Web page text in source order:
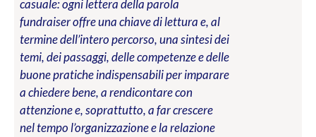
casuale: ogni lettera della parola
fundraiser offre una chiave di lettura e, al
termine dell’intero percorso, una sintesi dei
temi, dei passaggi, delle competenze e delle
buone pratiche indispensabili per imparare
a chiedere bene, a rendicontare con
attenzione e, soprattutto, a far crescere
nel tempo l’organizzazione e la relazione